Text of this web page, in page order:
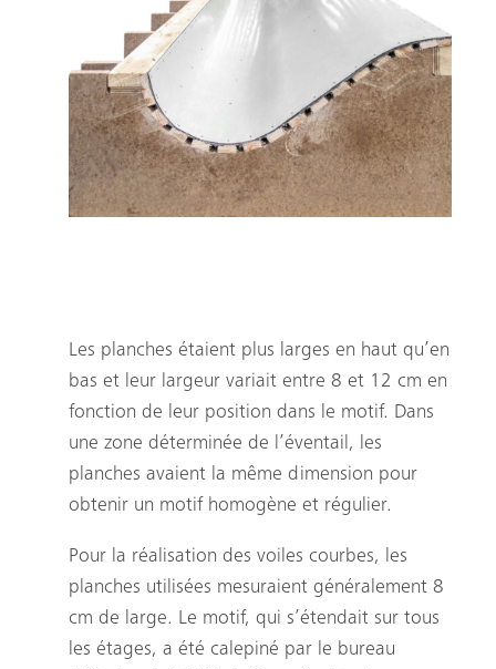
Les planches étaient plus larges en haut qu’en
bas et leur largeur variait entre 8 et 12 cm en
fonction de leur position dans le motif. Dans
une zone déterminée de l’éventail, les
planches avaient la même dimension pour
obtenir un motif homogène et régulier.
Pour la réalisation des voiles courbes, les
planches utilisées mesuraient généralement 8
cm de large. Le motif, qui s’étendait sur tous
les étages, a été calepiné par le bureau
Recherche